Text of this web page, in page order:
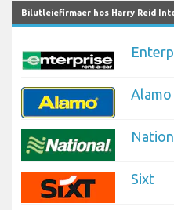
Bilutleiefirmaer hos Harry Reid
Alamo
Sixt